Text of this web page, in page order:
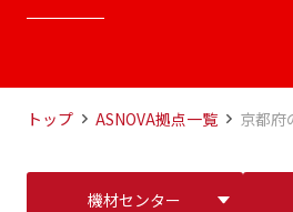
トップ ASNOVA拠点一覧 京都府
機材センター